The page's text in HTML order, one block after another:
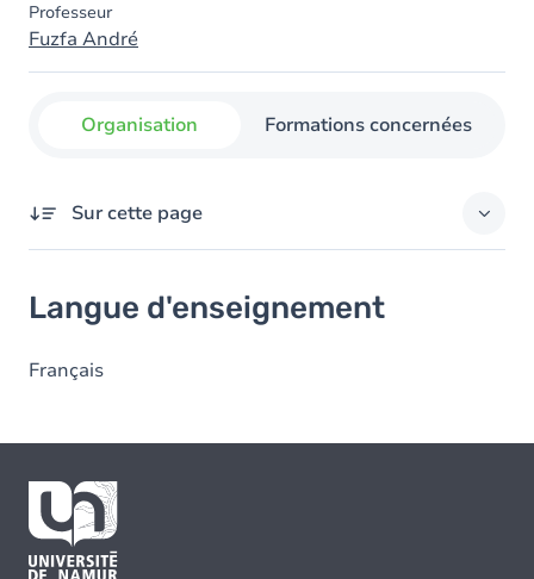
Professeur
Fuzfa André
Organisation Formations concernées
Sur cette page
Langue d'enseignement
Français